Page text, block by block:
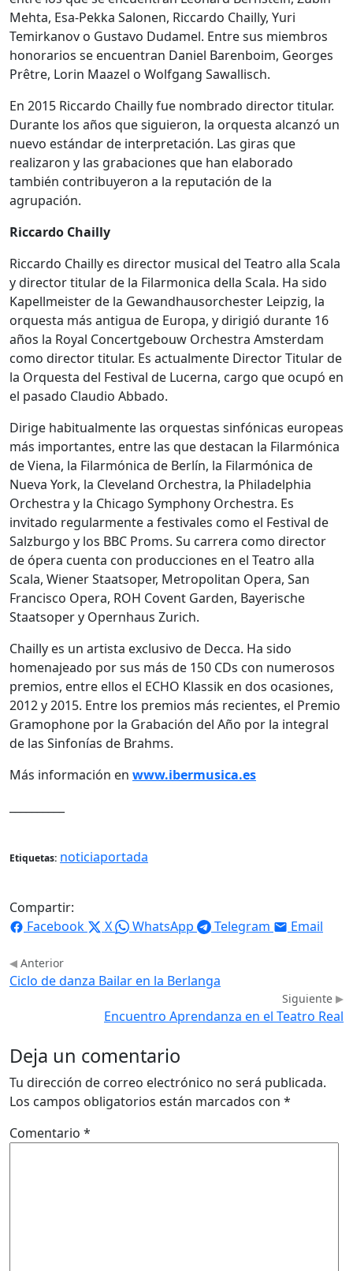
Mehta, Esa-Pekka Salonen, Riccardo Chailly, Yuri
Temirkanov o Gustavo Dudamel. Entre sus miembros
honorarios se encuentran Daniel Barenboim, Georges
Prêtre, Lorin Maazel o Wolfgang Sawallisch.
En 2015 Riccardo Chailly fue nombrado director titular.
Durante los años que siguieron, la orquesta alcanzó un
nuevo estándar de interpretación. Las giras que
realizaron y las grabaciones que han elaborado
también contribuyeron a la reputación de la
agrupación.
Riccardo Chailly
Riccardo Chailly es director musical del Teatro alla Scala
y director titular de la Filarmonica della Scala. Ha sido
Kapellmeister de la Gewandhausorchester Leipzig, la
orquesta más antigua de Europa, y dirigió durante 16
años la Royal Concertgebouw Orchestra Amsterdam
como director titular. Es actualmente Director Titular de
la Orquesta del Festival de Lucerna, cargo que ocupó en
el pasado Claudio Abbado.
Dirige habitualmente las orquestas sinfónicas europeas
más importantes, entre las que destacan la Filarmónica
de Viena, la Filarmónica de Berlín, la Filarmónica de
Nueva York, la Cleveland Orchestra, la Philadelphia
Orchestra y la Chicago Symphony Orchestra. Es
invitado regularmente a festivales como el Festival de
Salzburgo y los BBC Proms. Su carrera como director
de ópera cuenta con producciones en el Teatro alla
Scala, Wiener Staatsoper, Metropolitan Opera, San
Francisco Opera, ROH Covent Garden, Bayerische
Staatsoper y Opernhaus Zurich.
Chailly es un artista exclusivo de Decca. Ha sido
homenajeado por sus más de 150 CDs con numerosos
premios, entre ellos el ECHO Klassik en dos ocasiones,
2012 y 2015. Entre los premios más recientes, el Premio
Gramophone por la Grabación del Año por la integral
de las Sinfonías de Brahms.
Más información en www.ibermusica.es
Etiquetas: noticiaportada
Compartir:
Facebook
X WhatsApp Telegram Email
Anterior
Ciclo de danza Bailar en la Berlanga
Siguiente
Encuentro Aprendanza en el Teatro Real
Deja un comentario
Tu dirección de correo electrónico no será publicada.
Los campos obligatorios están marcados con *
Comentario *